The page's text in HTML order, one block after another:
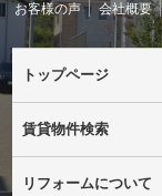
お客様の声
会社概要
トップページ
賃貸物件検索
リフォームについて